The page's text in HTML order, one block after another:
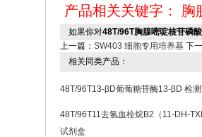
产品相关关键字： 胸
如果你对48T/96T胸腺嘧啶核苷磷
上一篇： SW403 细胞专用培养基 下
相关同类产品：
48T/96T13-βD葡葡糖苷酶13-βD 检
48T/96T11去氢血栓烷B2（11-DH-
试剂盒